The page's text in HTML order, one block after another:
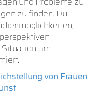
zu finden. Du
am
von Frauen